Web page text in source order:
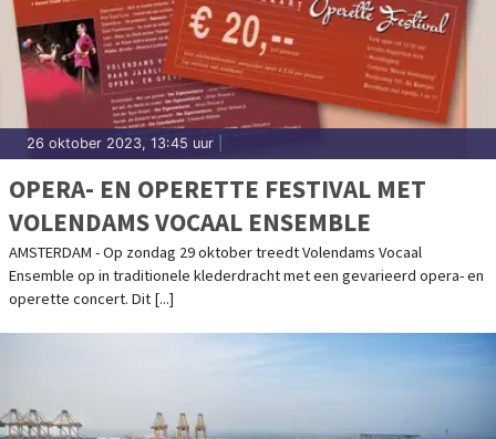
26 oktober 2023, 13:45 uur
OPERA- EN OPERETTE FESTIVAL MET
VOLENDAMS VOCAAL ENSEMBLE
AMSTERDAM - Op zondag 29 oktober treedt Volendams Vocaal
Ensemble op in traditionele klederdracht met een gevarieerd opera- en
operette concert. Dit [...]